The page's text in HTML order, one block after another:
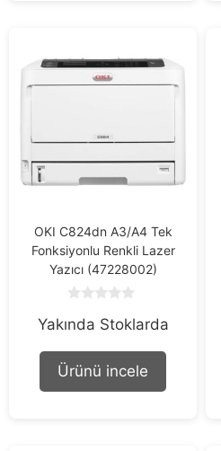
OKI C824dn A3/A4 Tek
Fonksiyonlu Renkli Lazer
Yazıcı (47228002)
o
t
f
Yakında Stoklarda
Ürünü incele